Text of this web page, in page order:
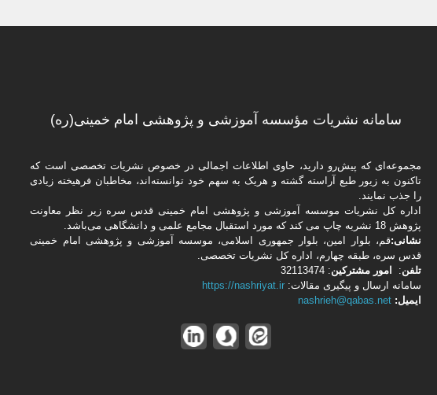
سامانه نشریات مؤسسه آموزشی و پژوهشی امام خمینی(ره)
مجموعه‌ای که پیش‌رو دارید،‌ حاوی اطلاعات اجمالی در خصوص نشریات تخصصی است که
تاکنون به زیور طبع آراسته گشته و هریک به سهم خود توانسته‌اند، مخاطبان فرهیخته‌ زیادی
را جذب نمایند.
اداره كل نشریات موسسه آموزشی و پژوهشی امام خمینی قدس سره زیر نظر معاونت
پژوهش 18 نشریه چاپ می کند که مورد استقبال مجامع علمی و دانشگاهی می‌باشد.
نشانی:قم، بلوار امین، بلوار جمهوری اسلامی، موسسه آموزشی و پژوهشی امام خمینی
قدس سره، طبقه چهارم، اداره كل نشریات تخصصی.
تلفن: امور مشتركین: 32113474
سامانه ارسال و پیگیری مقالات:https://nashriyat.ir
ایمیل:nashrieh@qabas.net